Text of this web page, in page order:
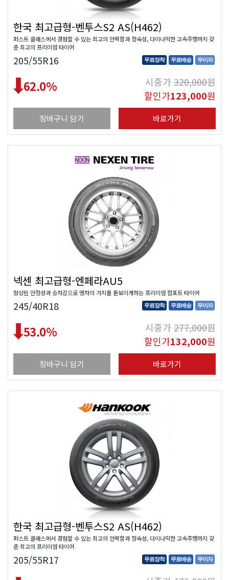
한국 최고급형-벤투스S2 AS(H462)
퍼스트 클래스에서 경험할 수 있는 최고의 안락함과 정숙성, 다이나믹한 고속주행까지 갖
춘 최고의 프리미엄 타이어
205/55R16 무료장착 무료배송 무이자
62.0% 시중가320,000원
할인가123,000원
장바구니 담기 바로가기
넥센 최고급형-엔페라AU5
향상된 안정성과 승차감으로 명차의 가치를 돋보이게하는 프리미엄 컴포트 타이어
245/40R18 무료장착 무료배송 무이자
53.0% 시중가277,000원
할인가132,000원
장바구니 담기 바로가기
한국 최고급형-벤투스S2 AS(H462)
퍼스트 클래스에서 경험할 수 있는 최고의 안락함과 정숙성, 다이나믹한 고속주행까지 갖
춘 최고의 프리미엄 타이어
205/55R17 무료장착 무료배송 무이자